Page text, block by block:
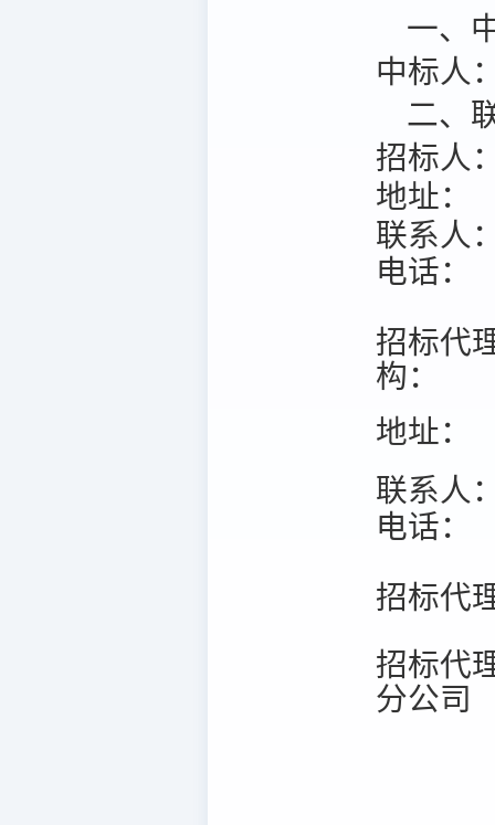
一、
中标人
二、
招标人
地址：
联系人
电话：
招标代
构：
地址：
联系人
电话：
招标代
招标代
分公司